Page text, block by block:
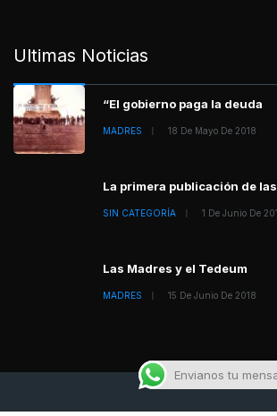
Ultimas Noticias
“El gobierno paga la deuda
MADRES 18 De Mayo De 2018
La primera publicación de las
SIN CATEGORÍA 1 De Junio De
Las Madres y el Tedeum
MADRES 15 De Junio De 2018
Envianos tu